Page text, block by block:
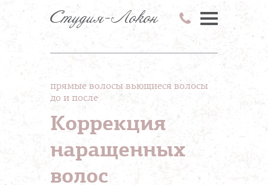
Студия-Локон
прямые волосы вьющиеся волосы
до и после
Коррекция
наращенных
волос